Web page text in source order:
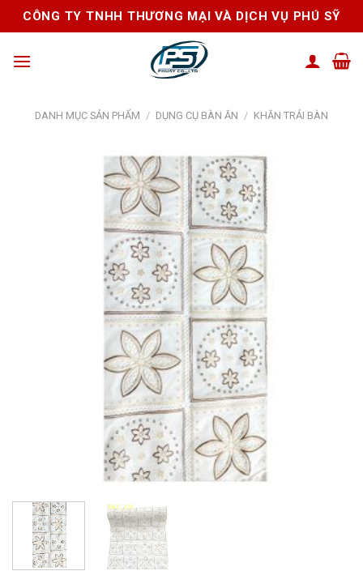
Skip
to
CÔNG TY TNHH THƯƠNG MẠI VÀ DỊCH VỤ PHÚ SỸ
DANH MỤC SẢN PHẨM / DỤNG CỤ BÀN ĂN / KHĂN TRẢI BÀN